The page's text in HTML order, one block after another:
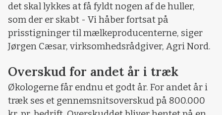
det skal lykkes at få fyldt nogen af de huller,
som der er skabt - Vi håber fortsat på
prisstigninger til mælkeproducenterne, siger
Jørgen Cæsar, virksomhedsrådgiver, Agri Nord.
Overskud for andet år i træk
Økologerne får endnu et godt år. For andet år i
træk ses et gennemsnitsoverskud på 800.000